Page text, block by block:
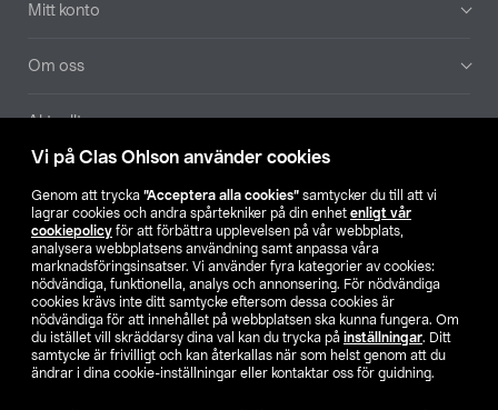
Vi på Clas Ohlson använder cookies
Genom att trycka ”Acceptera alla cookies” samtycker du till att vi
lagrar cookies och andra spårtekniker på din enhet enligt vår
cookiepolicy för att förbättra upplevelsen på vår webbplats,
analysera webbplatsens användning samt anpassa våra
marknadsföringsinsatser. Vi använder fyra kategorier av cookies:
nödvändiga, funktionella, analys och annonsering. För nödvändiga
cookies krävs inte ditt samtycke eftersom dessa cookies är
nödvändiga för att innehållet på webbplatsen ska kunna fungera. Om
du istället vill skräddarsy dina val kan du trycka på inställningar. Ditt
samtycke är frivilligt och kan återkallas när som helst genom att du
ändrar i dina cookie-inställningar eller kontaktar oss för guidning.
Mitt konto
Om oss
Aktuellt
Hitta butik
SE NO FI